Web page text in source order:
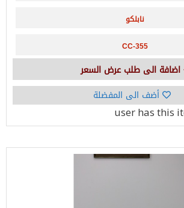
نابلكو
CC-355
اضافة الى طلب عرض السعر
أضف الى المفضلة
has this